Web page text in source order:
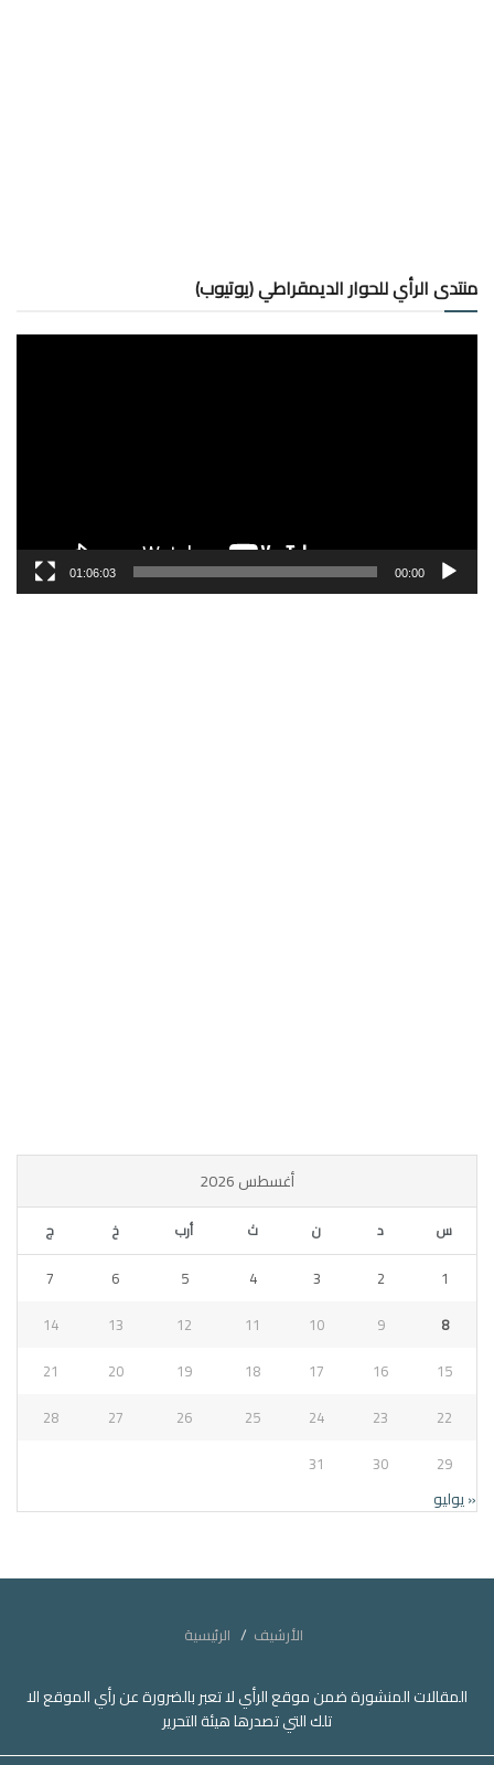
منتدى الرأي للحوار الديمقراطي (يوتيوب)
00:00
01:06:03
أغسطس 2026
س د ن ث أرب خ ج
1
2
3
4
5
6
7
8
9
10
11
12
13
14
15
16
17
18
19
20
21
22
23
24
25
26
27
28
29
30
31
« يوليو
الأرشيف الرئيسية
المقالات المنشورة ضمن موقع الرأي لا تعبر بالضرورة عن رأي الموقع الا
تلك التي تصدرها هيئة التحرير